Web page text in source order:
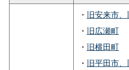
・ 旧安来市
・ 旧広瀬町
・ 旧横田町
・ 旧平田市